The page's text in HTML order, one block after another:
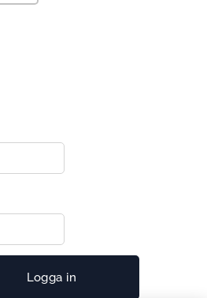
Logga in